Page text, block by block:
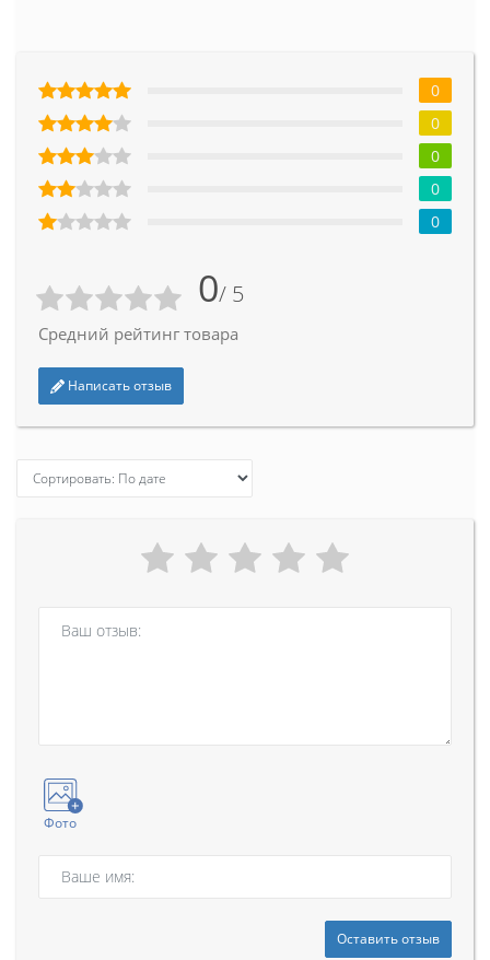
0/ 5
Средний рейтинг товара
Написать отзыв
0
0
0
0
0
Фото
Оставить отзыв